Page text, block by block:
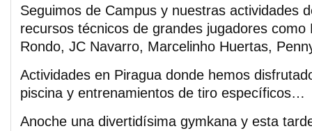
Seguimos de Campus y nuestras actividades
recursos técnicos de grandes jugadores como
Rondo, JC Navarro, Marcelinho Huertas,
Actividades en Piragua donde hemos
piscina y entrenamientos de tiro específicos…
Anoche una divertidísima gymkana y esta